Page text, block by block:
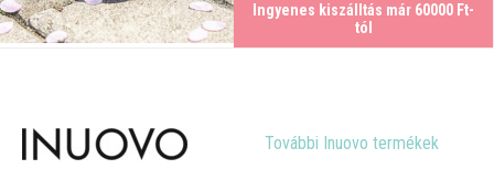
Ingyenes kiszálltás már 60000 Ft-
tól
További Inuovo termékek